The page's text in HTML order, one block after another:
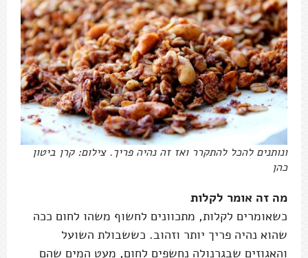
ונותנים להכל להתקרר ואז זה נהיה פריך. צילום: קרן ביטון
כהן
מה זה אומר לקלות
כשאומרים לקלות, מתכוונים לחשוף משהו לחום ככה
שהוא נהיה פריך יותר וזהוב. כששבולת השועל
והאגוזים שבגרנולה נחשפים לחום, מעט המים שהם